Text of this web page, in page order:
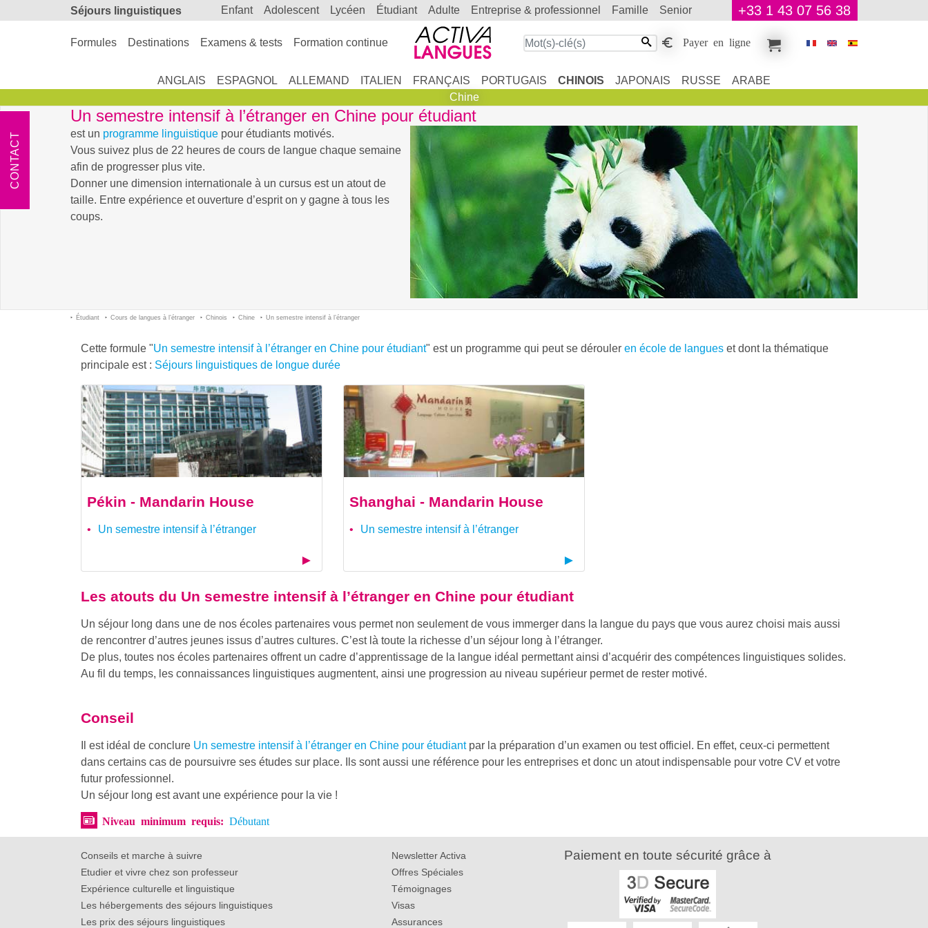
Séjours linguistiques enfant adolescent lycéen étudiant adulte entreprise & professionnel famille senior +33 1 43 07 56 38
Formules Destinations Examens & tests Formation continue Payer en ligne
ANGLAIS ESPAGNOL ALLEMAND ITALIEN FRANÇAIS PORTUGAIS CHINOIS JAPONAIS RUSSE
ARABE
Chine
Un semestre intensif à l’étranger en Chine pour étudiant
est un programme linguistique pour étudiants motivés.
Vous suivez plus de 22 heures de cours de langue chaque semaine
afin de progresser plus vite.
Donner une dimension internationale à un cursus est un atout de
taille. Entre expérience et ouverture d’esprit on y gagne à tous les
coups.
Étudiant Cours de langues à l’étranger Chinois Chine Un semestre intensif à l’étranger
Cette formule "Un semestre intensif à l’étranger en Chine pour étudiant" est un programme qui peut se dérouler en école de langues et dont la thématique
principale est : Séjours linguistiques de longue durée
Pékin - Mandarin House
Un semestre intensif à l’étranger
Shanghai - Mandarin House
Un semestre intensif à l’étranger
Les atouts du Un semestre intensif à l’étranger en Chine pour étudiant
Un séjour long dans une de nos écoles partenaires vous permet non seulement de vous immerger dans la langue du pays que vous aurez choisi mais aussi
de rencontrer d’autres jeunes issus d’autres cultures. C’est là toute la richesse d’un séjour long à l’étranger.
De plus, toutes nos écoles partenaires offrent un cadre d’apprentissage de la langue idéal permettant ainsi d’acquérir des compétences linguistiques solides.
Au fil du temps, les connaissances linguistiques augmentent, ainsi une progression au niveau supérieur permet de rester motivé.
Conseil
Il est idéal de conclure Un semestre intensif à l’étranger en Chine pour étudiantpar la préparation d’un examen ou test officiel. En effet, ceux-ci permettent
dans certains cas de poursuivre ses études sur place. Ils sont aussi une référence pour les entreprises et donc un atout indispensable pour votre CV et votre
futur professionnel.
Un séjour long est avant une expérience pour la vie !
Niveau minimum requis: Débutant
CONTACT
Conseils et marche à suivre
Etudier et vivre chez son professeur
Expérience culturelle et linguistique
Les hébergements des séjours linguistiques
Les prix des séjours linguistiques
Newsletter Activa
Offres Spéciales
Témoignages
Visas
Assurances
Paiement en toute sécurité grâce à